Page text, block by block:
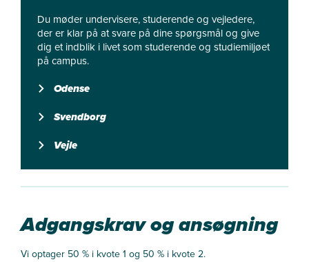
Du møder undervisere, studerende og vejledere,
der er klar på at svare på dine spørgsmål og give
dig et indblik i livet som studerende og studiemiljøet
på campus.
Odense
Svendborg
Vejle
Adgangskrav og ansøgning
Vi optager 50 % i kvote 1 og 50 % i kvote 2.